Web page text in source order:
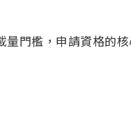
門檻，申請資格的